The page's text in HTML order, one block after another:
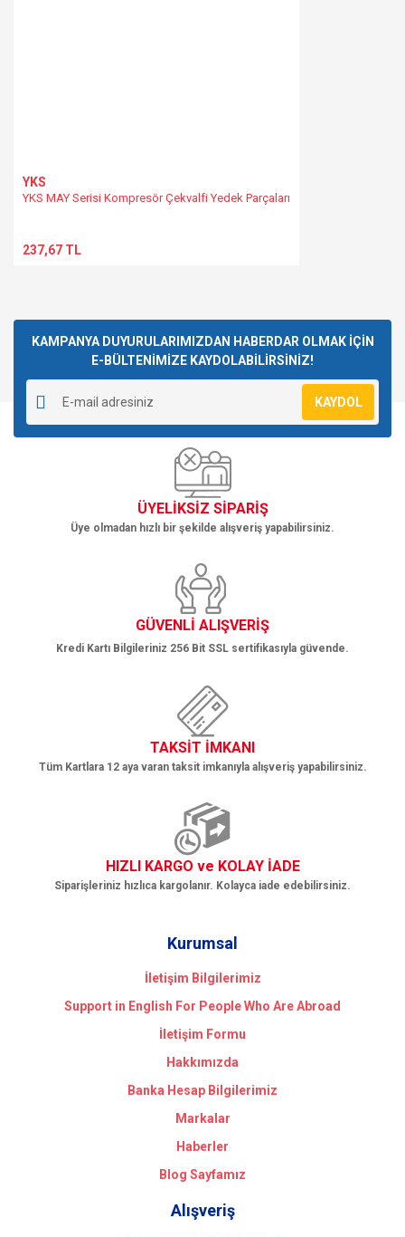
YKS
YKS MAY Serisi Kompresör Çekvalfi Yedek Parçaları
237,67 TL
KAMPANYA DUYURULARIMIZDAN HABERDAR OLMAK İÇİN
E-BÜLTENİMİZE KAYDOLABİLİRSİNİZ!
KAYDOL
ÜYELİKSİZ SİPARİŞ
Üye olmadan hızlı bir şekilde alışveriş yapabilirsiniz.
GÜVENLİ ALIŞVERİŞ
Kredi Kartı Bilgileriniz 256 Bit SSL sertifikasıyla güvende.
TAKSİT İMKANI
Tüm Kartlara 12 aya varan taksit imkanıyla alışveriş yapabilirsiniz.
HIZLI KARGO ve KOLAY İADE
Siparişleriniz hızlıca kargolanır. Kolayca iade edebilirsiniz.
Kurumsal
İletişim Bilgilerimiz
Support in English For People Who Are Abroad
İletişim Formu
Hakkımızda
Banka Hesap Bilgilerimiz
Markalar
Haberler
Blog Sayfamız
Alışveriş